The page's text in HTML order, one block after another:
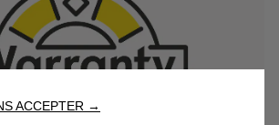
ACCEPTER →